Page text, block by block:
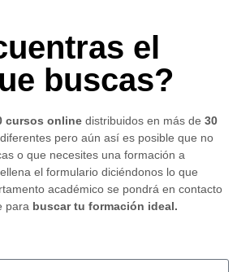
el
buscas?
cursos online distribuidos en más de 30
diferentes pero aún así es posible que no
o que necesites una formación a
el formulario diciéndonos lo que
académico se pondrá en contacto
para buscar tu formación ideal.